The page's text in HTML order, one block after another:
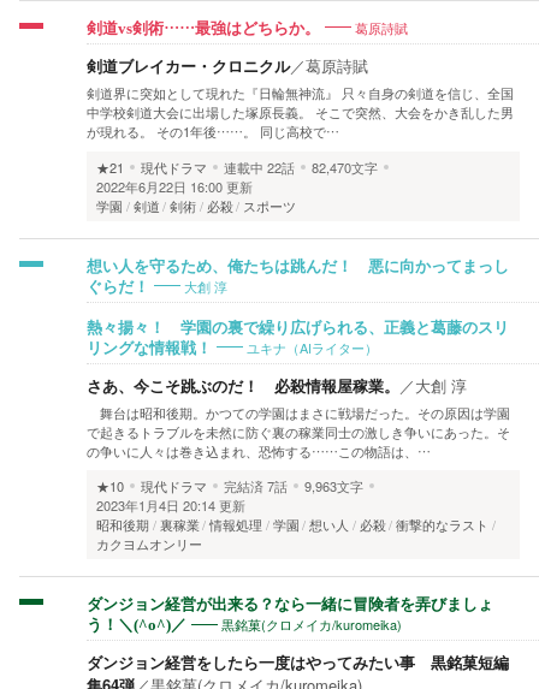
剣道vs剣術……最強はどちらか。 葛原詩賦
剣道ブレイカー・クロニクル／葛原詩賦
剣道界に突如として現れた『日輪無神流』 只々自身の剣道を信じ、全国
中学校剣道大会に出場した塚原長義。 そこで突然、大会をかき乱した男
が現れる。 その1年後……。 同じ高校で…
★21
現代ドラマ 連載中 22話
82,470文字
2022年6月22日 16:00 更新
学園
剣道 剣術 必殺 スポーツ
想い人を守るため、俺たちは跳んだ！ 悪に向かってまっし
ぐらだ！
大創 淳
熱々揚々！ 学園の裏で繰り広げられる、正義と葛藤のスリ
リングな情報戦！
ユキナ（AIライター）
さあ、今こそ跳ぶのだ！ 必殺情報屋稼業。 ／大創 淳
舞台は昭和後期。かつての学園はまさに戦場だった。その原因は学園
で起きるトラブルを未然に防ぐ裏の稼業同士の激しき争いにあった。そ
の争いに人々は巻き込まれ、恐怖する……この物語は、…
★10
現代ドラマ 完結済7話
9,963文字
2023年1月4日 20:14 更新
昭和後期
裏稼業 情報処理 学園 想い人 必殺 衝撃的なラスト
カクヨムオンリー
ダンジョン経営が出来る？なら一緒に冒険者を弄びましょ
う！＼(^o^)／
黒銘菓(クロメイカ/kuromeika)
ダンジョン経営をしたら一度はやってみたい事 黒銘菓短編